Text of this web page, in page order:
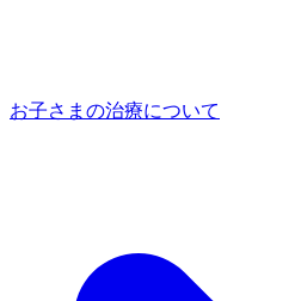
お子さまの治療について